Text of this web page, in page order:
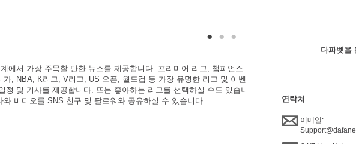
에서 가장 주목할 만한 뉴스를 제공합니다. 프리미어 리그, 챔피언스
가, NBA, K리그, V리그, US 오픈, 월드컵 등 가장 유명한 리그 및 이벤
정 및 기사를 제공합니다. 또는 좋아하는 리그를 선택하실 수도 있습니
와 비디오를 SNS 친구 및 팔로워와 공유하실 수 있습니다.
다파벳을
연락처
이메일: